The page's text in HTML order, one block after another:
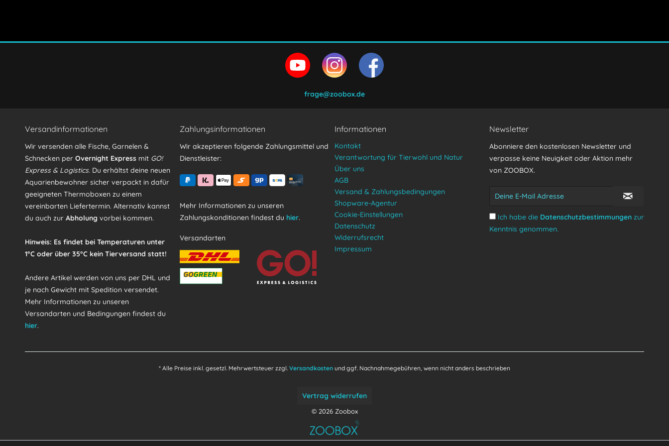
frage@zoobox.de
Versandinformationen
Wir versenden alle Fische, Garnelen &
Schnecken per Overnight Express mit GO!
Express & Logistics. Du erhältst deine neuen
Aquarienbewohner sicher verpackt in dafür
geeigneten Thermoboxen zu einem
vereinbarten Liefertermin. Alternativ kannst
du auch zur Abholung vorbei kommen.
Hinweis: Es findet bei Temperaturen unter
1°C oder über 35°C kein Tierversand statt!
Andere Artikel werden von uns per DHL und
je nach Gewicht mit Spedition versendet.
Mehr Informationen zu unseren
Versandarten und Bedingungen findest du
hier.
Zahlungsinformationen
Wir akzeptieren folgende Zahlungsmittel und
Dienstleister:
Mehr Informationen zu unseren
Zahlungskonditionen findest du hier.
Versandarten
Informationen
Kontakt
Verantwortung für Tierwohl und Natur
Über uns
AGB
Versand & Zahlungsbedingungen
Shopware-Agentur
Cookie-Einstellungen
Datenschutz
Widerrufsrecht
Impressum
Newsletter
Abonniere den kostenlosen Newsletter und
verpasse keine Neuigkeit oder Aktion mehr
von ZOOBOX.
Ich habe die Datenschutzbestimmungen zur
Kenntnis genommen.
* Alle Preise inkl. gesetzl. Mehrwertsteuer zzgl. Versandkosten und ggf. Nachnahmegebühren, wenn nicht anders beschrieben
Vertrag widerrufen
© 2026 Zoobox